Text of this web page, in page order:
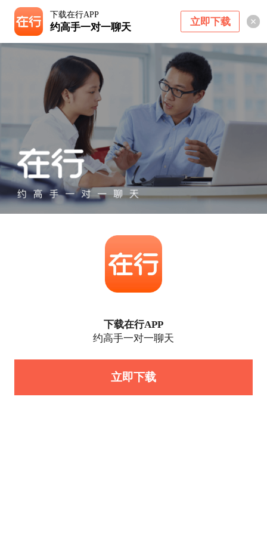
下载在行APP
约高手一对一聊天 立即下载
下载在行APP
约高手一对一聊天
立即下载